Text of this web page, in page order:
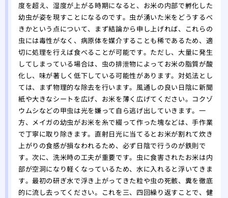
度を超え、湿度が上がる時期になると、お米の内部で孵化した
幼虫が姿を現すことになるのです。虫が湧いた米をどうするべ
きかという点について、まず結論から申し上げれば、これらの
虫には毒性がなく、病原体を媒介することも稀であるため、適
切に処理を行えば食べることが可能です。ただし、大量に発生
してしまっている場合は、虫の排泄物によってお米の脂質が酸
化し、味が著しく低下している可能性があります。対処法とし
ては、まず物理的な除去を行います。風通しの良い日陰に新聞
紙や大きなシートを広げ、お米を薄く広げてください。コクゾ
ウムシなどの甲虫は光を嫌って自ら逃げ出していきます。一
方、メイガの幼虫がお米を糸で綴って作った塊などは、手作業
で丁寧に取り除きます。直射日光に当てるとお米が割れて炊き
上がりの食感が損なわれるため、必ず日陰で行うのが鉄則で
す。次に、洗米時の工夫が重要です。虫に食害されたお米は内
部が空洞になり軽くなっているため、水に入れると浮いてきま
す。最初の研ぎ水で浮き上がってきた粒や虫の死骸、糞を徹底
的に流し去ってください。これを三、四回繰り返すことで、健